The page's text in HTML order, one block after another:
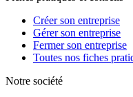
Créer son entreprise
Gérer son entreprise
Fermer son entreprise
Toutes nos fiches
Notre société